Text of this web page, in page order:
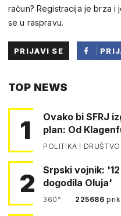
račun? Registracija je brza i
se u raspravu.
PRIJAVI SE
TOP NEWS
1
Ovako bi SFRJ
plan: Od
POLITIKA I DRUŠTVO
2
Srpski vojnik:
dogodila Oluja'
360° 225686